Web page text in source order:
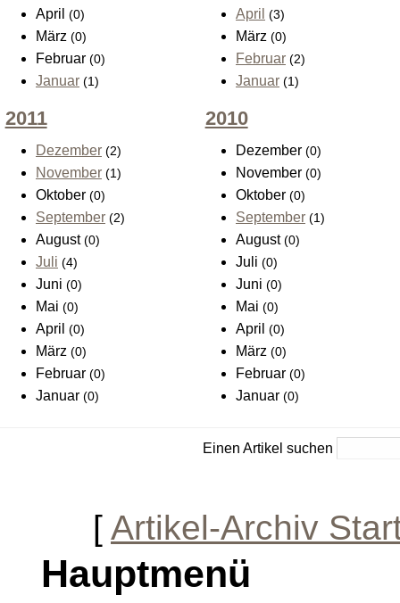
April (0)
März (0)
Februar (0)
Januar (1)
April (3)
März(0)
Februar (2)
Januar (1)
2011
Dezember (2)
November (1)
Oktober (0)
September (2)
August (0)
Juli (4)
Juni (0)
Mai (0)
April (0)
März (0)
Februar (0)
Januar (0)
2010
Dezember(0)
November(0)
Oktober(0)
September (1)
August(0)
Juli(0)
Juni(0)
Mai(0)
April(0)
März(0)
Februar(0)
Januar(0)
Einen Artikel suchen
[ Artikel-Archiv
Hauptmenü